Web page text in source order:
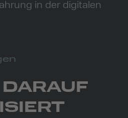
in der digitalen
DARAUF